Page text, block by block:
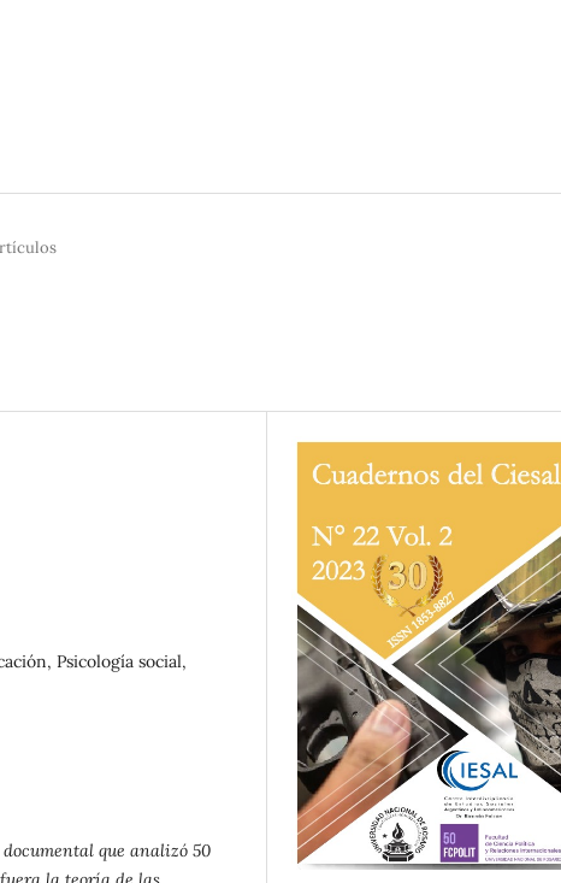
Psicología social,
que analizó 50